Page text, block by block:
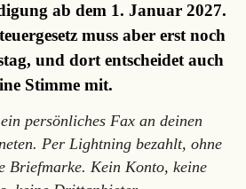
ab dem 1. Januar 2027.
muss aber erst noch
und dort entscheidet auch
Stimme mit.
persönliches Fax an deinen
Per Lightning bezahlt, ohne
Briefmarke. Kein Konto, keine